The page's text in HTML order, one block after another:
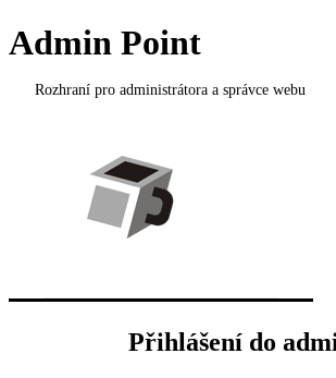
Admin Point
Rozhraní pro administrátora a správce webu
Přihlášení do